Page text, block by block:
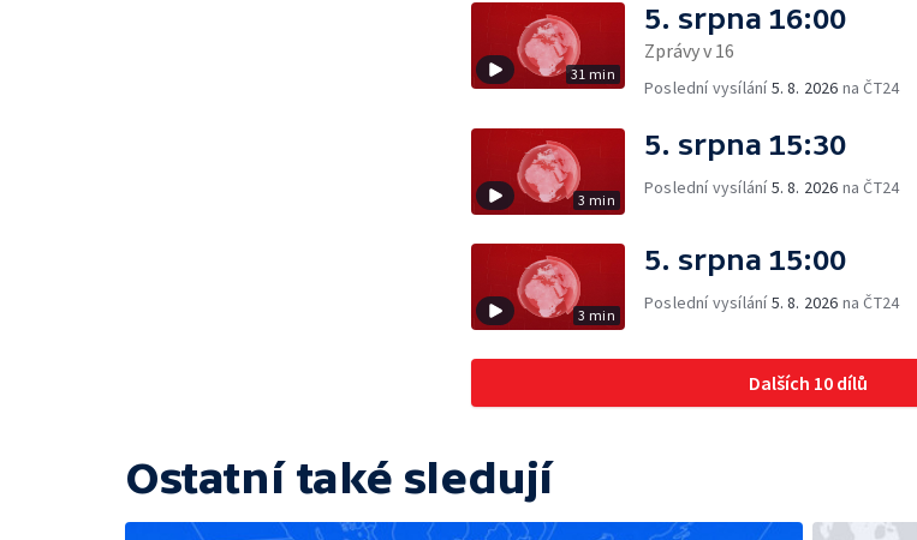
31 min
5. srpna 16:00
Zprávy v 16
Poslední vysílání5. 8. 2026 na ČT24
3 min
5. srpna 15:30
Poslední vysílání5. 8. 2026 na ČT24
3 min
5. srpna 15:00
Poslední vysílání5. 8. 2026 na ČT24
Dalších 10 dílů
Ostatní také sledují